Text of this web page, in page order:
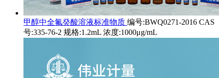
甲醇中全氟癸酸溶液标准物质 编号:BWQ0271-2016 CAS
号:335-76-2 规格:1.2mL 浓度:1000μg/mL